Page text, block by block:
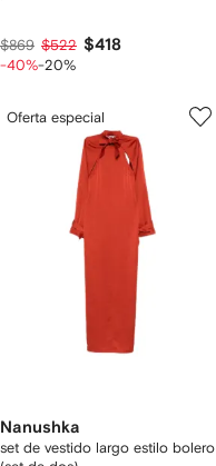
$869 $522 $418
-40%-20%
Oferta especial
Nanushka
set de vestido largo estilo bolero